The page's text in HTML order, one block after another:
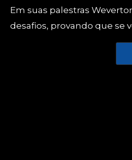
Em suas palestras
desafios, provando que se